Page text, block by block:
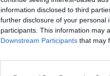
information disclosed to third
further disclosure of your personal
participants. This information may
Downstream Participants that may